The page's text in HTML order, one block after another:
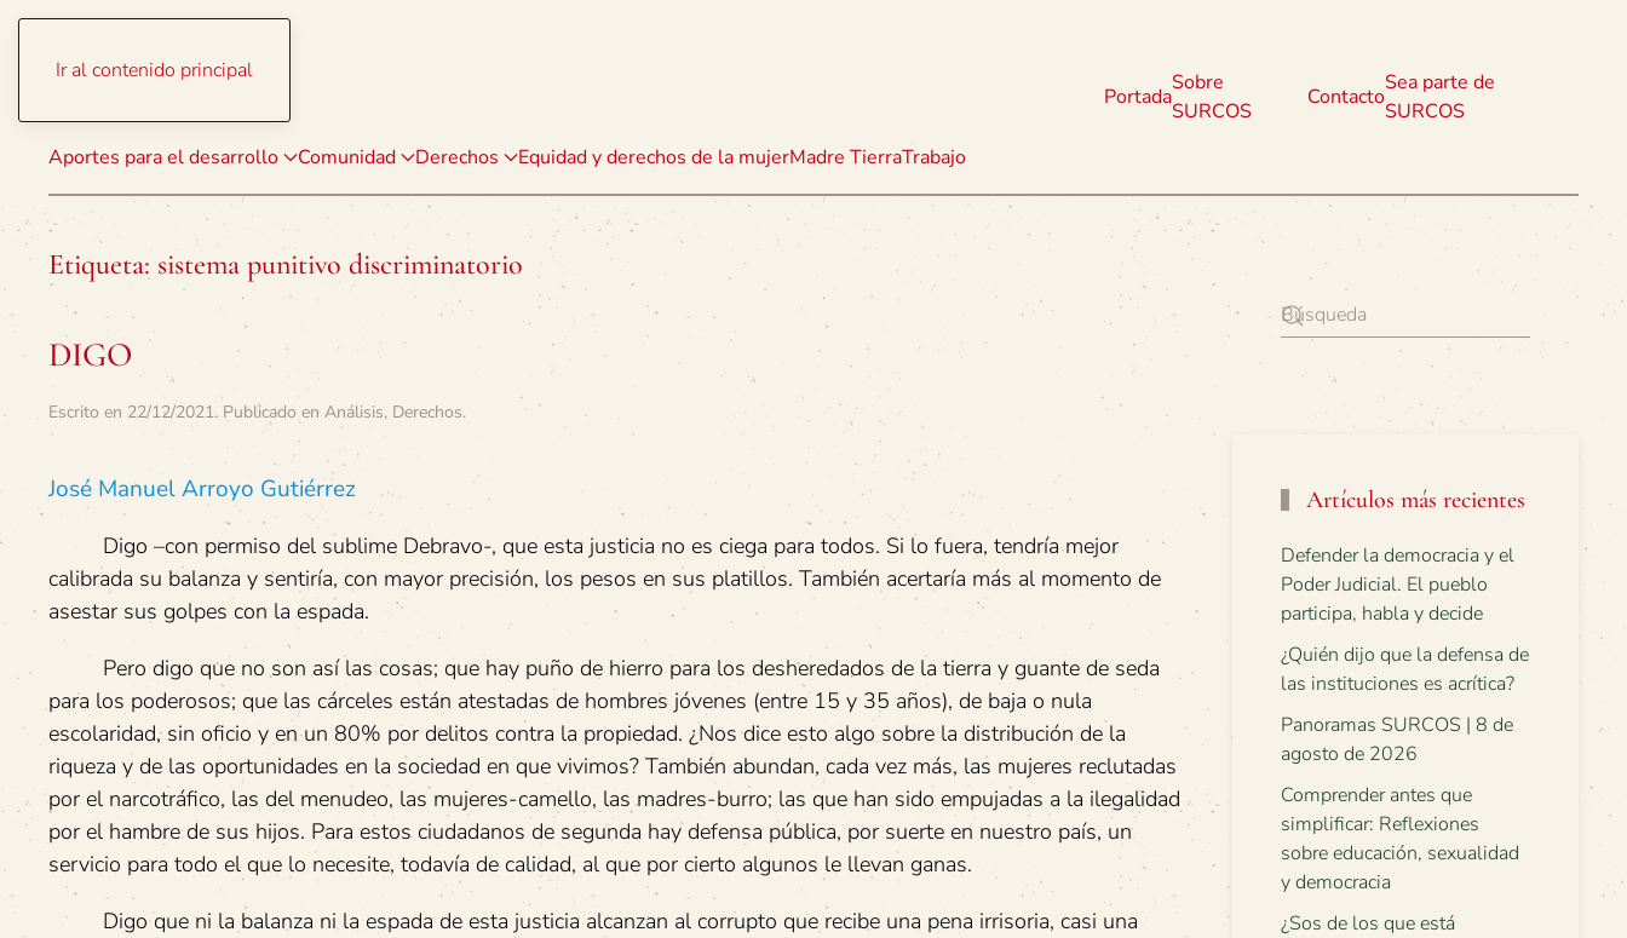
Ir al contenido principal
Aportes para el desarrollo Comunidad Derechos Equidad y derechos de la mujerMadre TierraTrabajo
Portada
Sobre
SURCOS
Contacto
Sea parte de
SURCOS
Etiqueta: sistema punitivo discriminatorio
DIGO
Escrito en 22/12/2021. Publicado en Análisis, Derechos.
José Manuel Arroyo Gutiérrez
Digo –con permiso del sublime Debravo-, que esta justicia no es ciega para todos. Si lo fuera, tendría mejor
calibrada su balanza y sentiría, con mayor precisión, los pesos en sus platillos. También acertaría más al momento de
asestar sus golpes con la espada.
Pero digo que no son así las cosas; que hay puño de hierro para los desheredados de la tierra y guante de seda
para los poderosos; que las cárceles están atestadas de hombres jóvenes (entre 15 y 35 años), de baja o nula
escolaridad, sin oficio y en un 80% por delitos contra la propiedad. ¿Nos dice esto algo sobre la distribución de la
riqueza y de las oportunidades en la sociedad en que vivimos? También abundan, cada vez más, las mujeres reclutadas
por el narcotráfico, las del menudeo, las mujeres-camello, las madres-burro; las que han sido empujadas a la ilegalidad
por el hambre de sus hijos. Para estos ciudadanos de segunda hay defensa pública, por suerte en nuestro país, un
servicio para todo el que lo necesite, todavía de calidad, al que por cierto algunos le llevan ganas.
Digo que ni la balanza ni la espada de esta justicia alcanzan al corrupto que recibe una pena irrisoria, casi una
Artículos más recientes
Defender la democracia y el
Poder Judicial. El pueblo
participa, habla y decide
¿Quién dijo que la defensa de
las instituciones es acrítica?
Panoramas SURCOS | 8 de
agosto de 2026
Comprender antes que
simplificar: Reflexiones
sobre educación, sexualidad
y democracia
¿Sos de los que está